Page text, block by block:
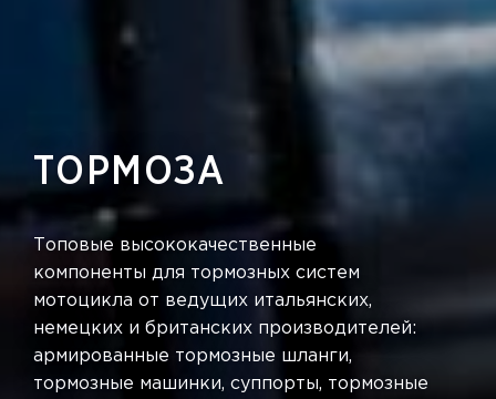
ТОРМОЗА
Топовые высококачественные
компоненты для тормозных систем
мотоцикла от ведущих итальянских,
немецких и британских производителей:
армированные тормозные шланги,
тормозные машинки, суппорты, тормозные